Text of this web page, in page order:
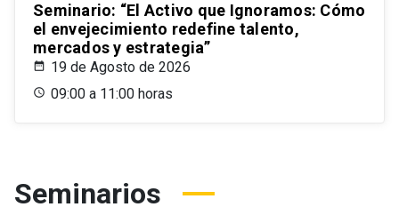
Seminario: “El Activo que Ignoramos: Cómo
el envejecimiento redefine talento,
mercados y estrategia”
19 de Agosto de 2026
09:00 a 11:00 horas
Seminarios